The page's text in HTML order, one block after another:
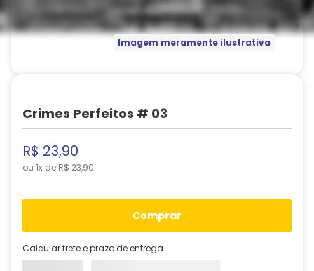
Imagem meramente ilustrativa
Crimes Perfeitos # 03
R$ 23,90
ou 1x de R$ 23,90
comprar
Calcular frete e prazo de entrega